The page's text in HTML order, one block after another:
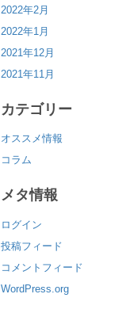
2022年2月
2022年1月
2021年12月
2021年11月
カテゴリー
オススメ情報
コラム
メタ情報
ログイン
投稿フィード
コメントフィード
WordPress.org